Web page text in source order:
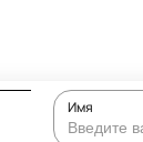
Имя